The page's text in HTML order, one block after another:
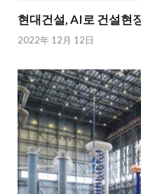
현대건설, AI로 건설현
2022年 12月 12日